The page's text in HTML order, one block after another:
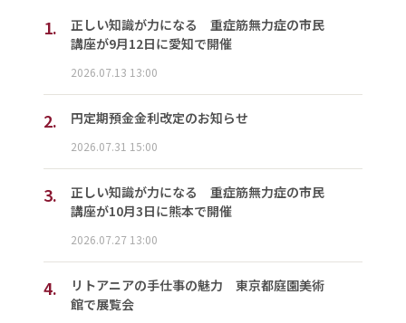
1.
正しい知識が力になる 重症筋無力症の市民
講座が9月12日に愛知で開催
2026.07.13 13:00
2. 円定期預金金利改定のお知らせ
2026.07.31 15:00
3.
正しい知識が力になる 重症筋無力症の市民
講座が10月3日に熊本で開催
2026.07.27 13:00
4.
リトアニアの手仕事の魅力 東京都庭園美術
館で展覧会